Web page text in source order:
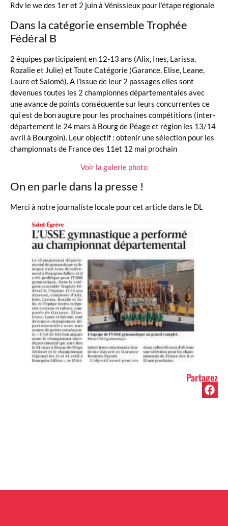
Rdv le we des 1er et 2 juin à Vénissieux pour l’étape régionale
Dans la catégorie ensemble Trophée
Fédéral B
2 équipes participaient en 12-13 ans (Alix, Ines, Larissa,
Rozalie et Julie) et Toute Catégorie (Garance, Elise, Leane,
Laure et Salomé). A l’issue de leur 2 passages elles sont
devenues toutes les 2 championnes départementales avec
une avance de points conséquente sur leurs concurrentes ce
qui est de bon augure pour les prochaines compétitions (inter-
département le 24 mars à Bourg de Péage et région les 13/14
avril à Bourgoin). Leur objectif : obtenir une sélection pour les
championnats de France des 11et 12 mai prochain
Voir la galerie photo
On en parle dans la presse !
Merci à notre journaliste locale pour cet article dans le DL
Partagez